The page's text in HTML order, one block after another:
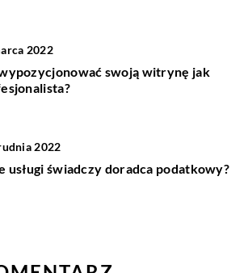
2022
swoją witrynę jak
2022
usługi świadczy doradca podatkowy?